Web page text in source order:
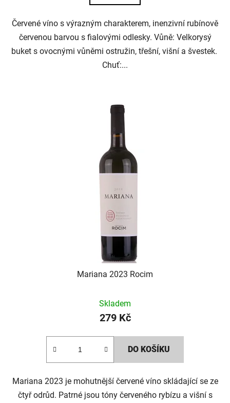
Červené víno s výrazným charakterem, inenzivní rubínově
červenou barvou s fialovými odlesky. Vůně: Velkorysý
buket s ovocnými vůněmi ostružin, třešní, višní a švestek.
Chuť:...
Mariana 2023 Rocim
Skladem
279 Kč
DO KOŠÍKU
Mariana 2023 je mohutnější červené víno skládající se ze
čtyř odrůd. Patrné jsou tóny červeného rybízu a višní s